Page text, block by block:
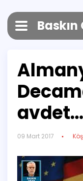
Baskın
avdet…
09 Mart 2017